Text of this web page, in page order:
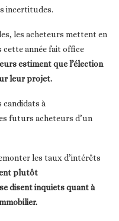
incertitudes.
les acheteurs mettent en
année fait office
estiment que l’élection
leur projet.
candidats à
futurs acheteurs d’un
les taux d’intérêts
plutôt
disent inquiets quant à